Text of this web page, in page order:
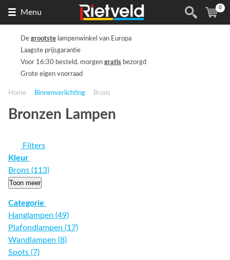
Menu
de
(
0
De grootste lampenwinkel van Europa
Laagste prijsgarantie
Voor 16:30 besteld, morgen gratis bezorgd
Grote eigen voorraad
Home Binnenverlichting Brons
Bronzen Lampen
Filters
Kleur
Brons (113)
Toon meer
Categorie
Hanglampen (49)
Plafondlampen (17)
Wandlampen (8)
Spots (7)